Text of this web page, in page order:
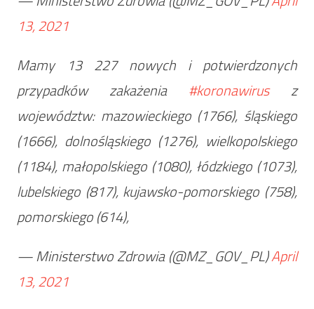
13, 2021
Mamy 13 227 nowych i potwierdzonych
przypadków zakażenia #koronawirusz
województw: mazowieckiego (1766), śląskiego
(1666), dolnośląskiego (1276), wielkopolskiego
(1184), małopolskiego (1080), łódzkiego (1073),
lubelskiego (817), kujawsko-pomorskiego (758),
pomorskiego (614),
— Ministerstwo Zdrowia (@MZ_GOV_PL)April
13, 2021